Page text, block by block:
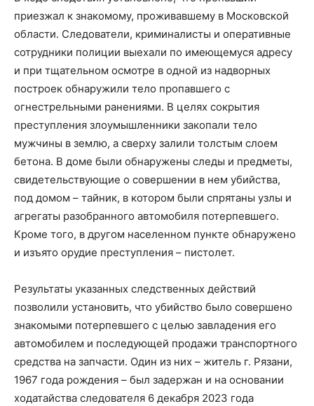
приезжал к знакомому, проживавшему в Московской
области. Следователи, криминалисты и оперативные
сотрудники полиции выехали по имеющемуся адресу
и при тщательном осмотре в одной из надворных
построек обнаружили тело пропавшего с
огнестрельными ранениями. В целях сокрытия
преступления злоумышленники закопали тело
мужчины в землю, а сверху залили толстым слоем
бетона. В доме были обнаружены следы и предметы,
свидетельствующие о совершении в нем убийства,
под домом – тайник, в котором были спрятаны узлы и
агрегаты разобранного автомобиля потерпевшего.
Кроме того, в другом населенном пункте обнаружено
и изъято орудие преступления – пистолет.
Результаты указанных следственных действий
позволили установить, что убийство было совершено
знакомыми потерпевшего с целью завладения его
автомобилем и последующей продажи транспортного
средства на запчасти. Один из них – житель г. Рязани,
1967 года рождения – был задержан и на основании
ходатайства следователя 6 декабря 2023 года